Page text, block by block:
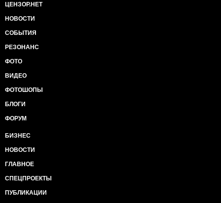
ЦЕНЗОР.НЕТ
НОВОСТИ
СОБЫТИЯ
РЕЗОНАНС
ФОТО
ВИДЕО
ФОТОШОПЫ
БЛОГИ
ФОРУМ
БИЗНЕС
НОВОСТИ
ГЛАВНОЕ
СПЕЦПРОЕКТЫ
ПУБЛИКАЦИИ